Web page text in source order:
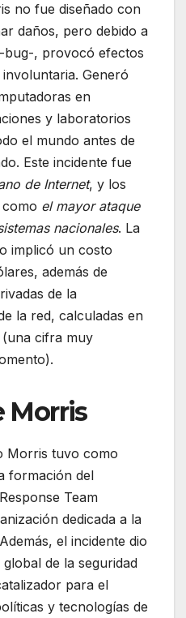
no fue diseñado con
daños, pero debido a
, provocó efectos
Generó
en
y laboratorios
el mundo antes de
Este incidente fue
de Internet, y los
el mayor ataque
nacionales. La
implicó un costo
además de
de la
la red, calculadas en
cifra muy
Morris
Morris tuvo como
formación del
Team
dedicada a la
el incidente dio
de la seguridad
para el
y tecnologías de